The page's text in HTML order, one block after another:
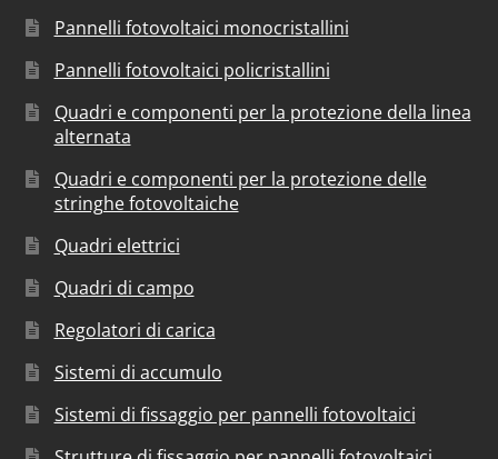
Pannelli fotovoltaici monocristallini
Pannelli fotovoltaici policristallini
Quadri e componenti per la protezione della linea
alternata
Quadri e componenti per la protezione delle
stringhe fotovoltaiche
Quadri elettrici
Quadri di campo
Regolatori di carica
Sistemi di accumulo
Sistemi di fissaggio per pannelli fotovoltaici